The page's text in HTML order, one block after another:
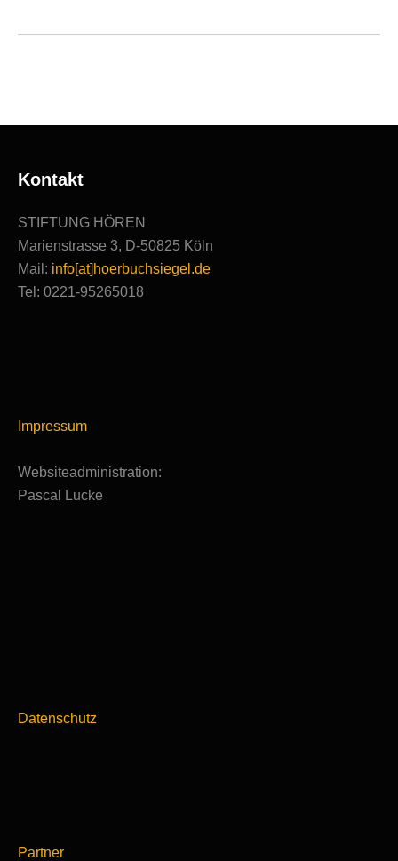
Ausgezeichnete
Kontakt
STIFTUNG HÖREN
Marienstrasse 3, D-50825 Köln
Mail: info[at]hoerbuchsiegel.de
Tel: 0221-95265018
Impressum
Websiteadministration:
Pascal Lucke
Datenschutz
Partner